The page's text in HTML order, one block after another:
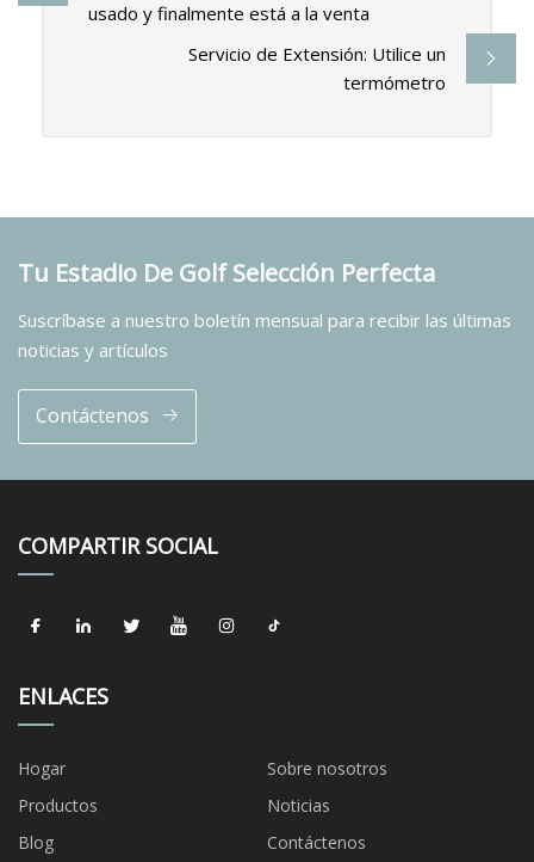
usado y finalmente está a la venta
Servicio de Extensión: Utilice un
termómetro
Tu Estadio De Golf Selección Perfecta
Suscríbase a nuestro boletín mensual para recibir las últimas
noticias y artículos
Contáctenos
COMPARTIR SOCIAL
ENLACES
Hogar
Sobre nosotros
Productos
Noticias
Blog
Contáctenos